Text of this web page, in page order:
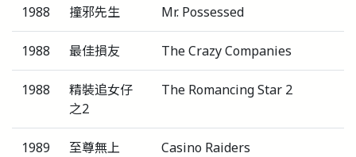
1988 撞邪先生 Mr. Possessed
1988 最佳損友 The Crazy Companies
1988
精裝追女仔
之2
The Romancing Star 2
1989 至尊無上 Casino Raiders